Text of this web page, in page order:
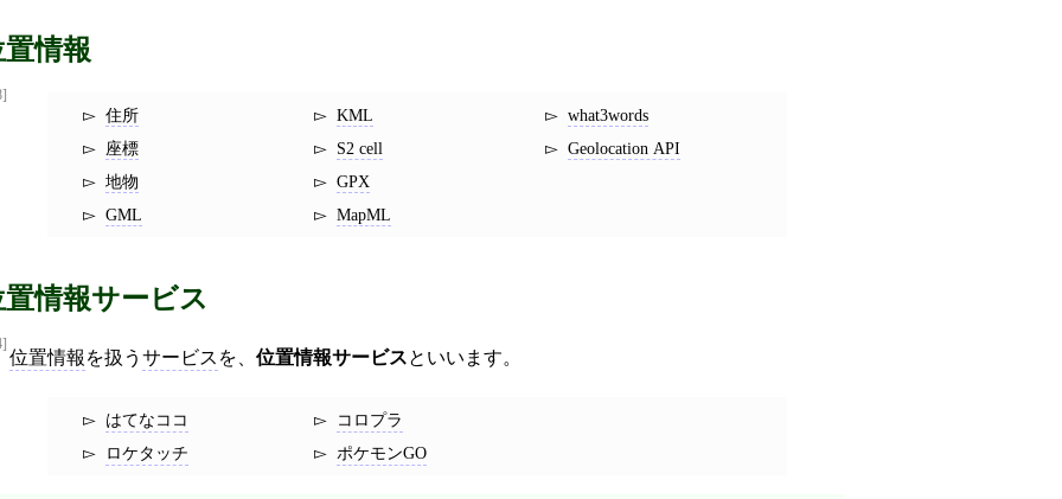
情報
住所
座標
地物
GML
KML
S2 cell
GPX
MapML
what3words
Geolocation API
情報サービス
位置情報 を扱う サービス を、 位置情報サービスといいます。
はてなココ
ロケタッチ
コロプラ
ポケモンGO